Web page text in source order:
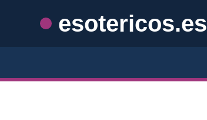
esotericos.es